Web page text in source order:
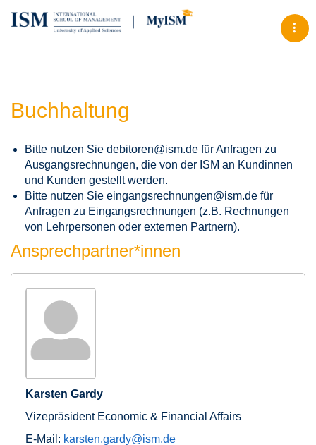
Buchhaltung
Bitte nutzen Sie debitoren@ism.de für Anfragen zu
Ausgangsrechnungen, die von der ISM an Kundinnen
und Kunden gestellt werden.
Bitte nutzen Sie eingangsrechnungen@ism.de für
Anfragen zu Eingangsrechnungen (z.B. Rechnungen
von Lehrpersonen oder externen Partnern).
Ansprechpartner*innen
Karsten Gardy
Vizepräsident Economic & Financial Affairs
E-Mail: karsten.gardy@ism.de